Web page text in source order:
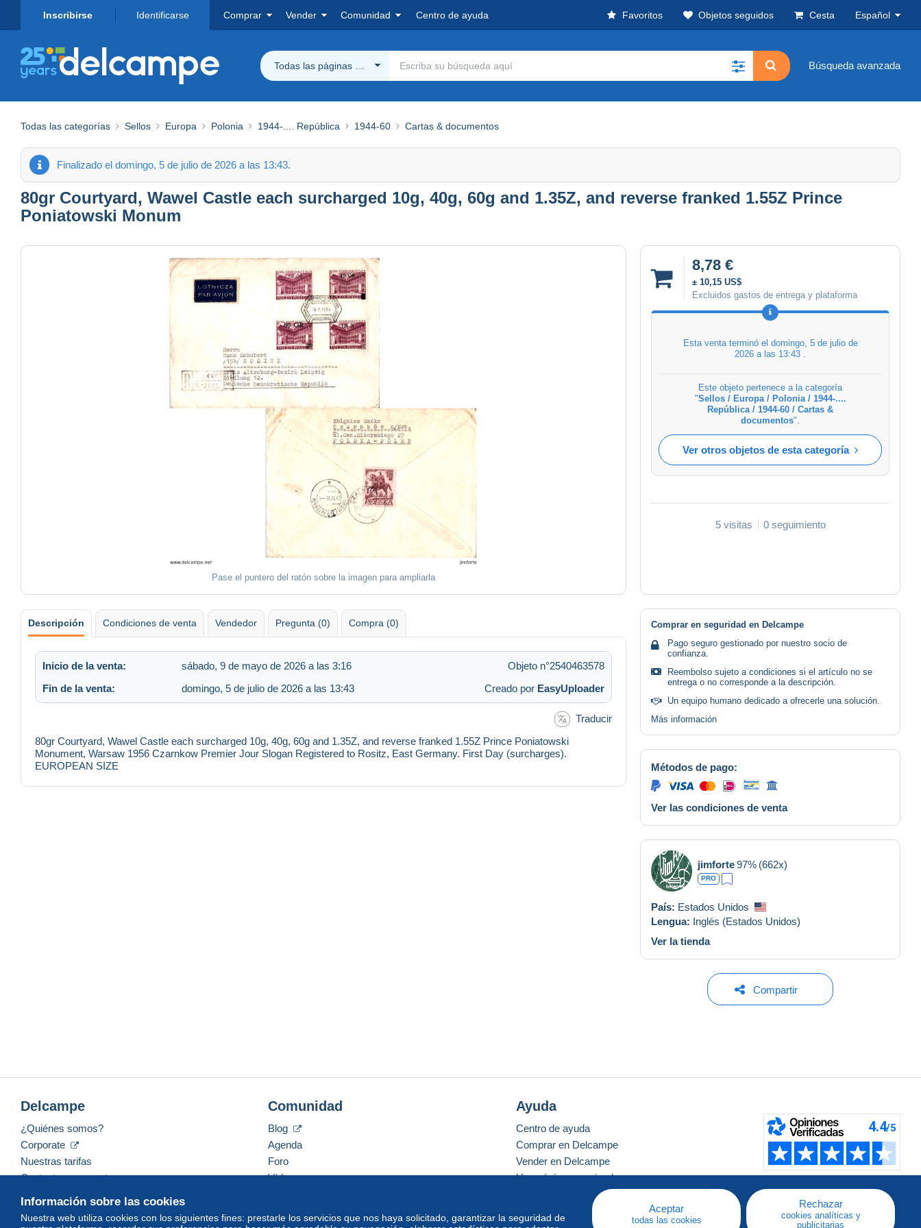
Inscribirse Identificarse Comprar Vender Comunidad Centro de ayuda Favoritos Objetos seguidos Cesta Español
Todas las páginas Delcampe Búsqueda avanzada
Todas las categorías Sellos Europa Polonia 1944-.... República 1944-60 Cartas & documentos
Finalizado el domingo, 5 de julio de 2026 a las 13:43.
80gr Courtyard, Wawel Castle each surcharged 10g, 40g, 60g and 1.35Z, and reverse franked 1.55Z Prince
Poniatowski Monum
Pase el puntero del ratón sobre la imagen para ampliarla
8,78 €
± 10,15 US$
Excluidos gastos de entrega y plataforma
Esta venta terminó el domingo, 5 de julio de
2026 a las 13:43
Este objeto pertenece a la categoría
"Sellos / Europa / Polonia / 1944-....
República / 1944-60 / Cartas &
documentos".
Ver otros objetos de esta categoría
5 visitas 0 seguimiento
Descripción Condiciones de venta Vendedor Pregunta (0) Compra (0)
Inicio de la venta: sábado, 9 de mayo de 2026 a las 3:16
Objeto n°2540463578
Fin de la venta:
domingo, 5 de julio de 2026 a las 13:43 Creado por EasyUploader
Traducir
80gr Courtyard, Wawel Castle each surcharged 10g, 40g, 60g and 1.35Z, and reverse franked 1.55Z Prince Poniatowski
Monument, Warsaw 1956 Czarnkow Premier Jour Slogan Registered to Rositz, East Germany. First Day (surcharges).
EUROPEAN SIZE
Comprar en seguridad en Delcampe
Pago seguro gestionado por nuestro socio de
confianza.
Reembolso sujeto a condiciones si el artículo no se
entrega o no corresponde a la descripción.
Un equipo humano dedicado a ofrecerle una solución.
Más información
Métodos de pago:
Ver las condiciones de venta
jimforte97% (662x)
PRO
País: Estados Unidos
Lengua: Inglés (Estados Unidos)
Ver la tienda
Compartir
Información sobre las cookies
Nuestra web utiliza cookies con los siguientes fines: prestarle los servicios que nos haya solicitado, garantizar la seguridad de
Aceptar
todas las cookies
Rechazar
cookies analíticas y
publicitarias
Delcampe
¿Quiénes somos?
Corporate
Nuestras tarifas
Contacte con nosotros
Comunidad
Blog
Agenda
Foro
Vídeos
Ayuda
Centro de ayuda
Comprar en Delcampe
Vender en Delcampe
Una página securizada